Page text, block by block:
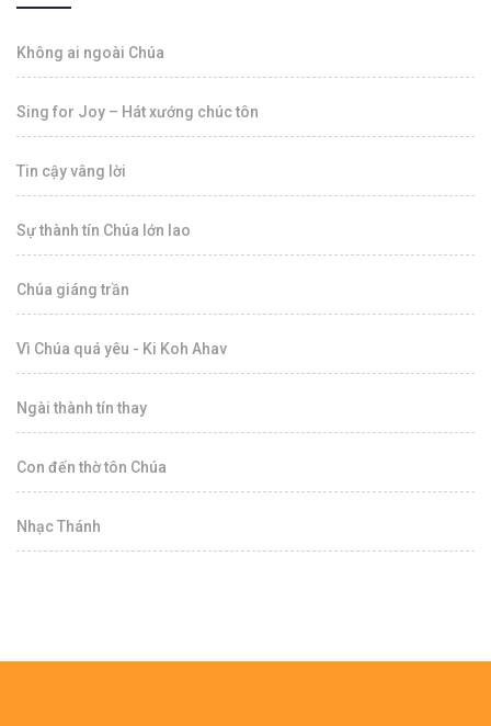
Không ai ngoài Chúa
Sing for Joy – Hát xướng chúc tôn
Tin cậy vâng lời
Sự thành tín Chúa lớn lao
Chúa giáng trần
Vì Chúa quá yêu - Ki Koh Ahav
Ngài thành tín thay
Con đến thờ tôn Chúa
Nhạc Thánh